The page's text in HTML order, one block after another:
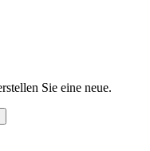
Sie eine neue.